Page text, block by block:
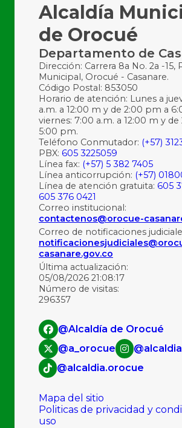
Alcaldía
de Orocué
Departamento de
Dirección: Carrera 8a No. 2a -15,
Municipal, Orocué - Casanare.
Código Postal: 853050
Horario de atención: Lunes a
a.m. a 12:00 m y de 2:00 pm a
viernes: 7:00 a.m. a 12:00 m y
5:00 pm.
Teléfono Conmutador: (+57)
PBX: 605 3225059
Línea fax: (+57) 5 382 7405
Línea anticorrupción: (+57)
Línea de atención gratuita: 605
605 376 0421
Correo institucional:
contactenos@orocue-
Correo de notificaciones
casanare.gov.co
Última actualización:
05/08/2026 21:08:17
Número de visitas:
296357
@Alcaldía de Orocué
@a_orocue
@alcaldia.orocue
Mapa del sitio
Politicas de privacidad y
uso